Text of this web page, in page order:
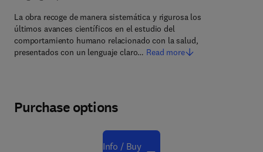
La obra recoge de manera sistemática y rigurosa los
últimos avances científicos en el estudio del
comportamiento humano relacionado con la salud,
presentados con un lenguaje claro… Read more
Purchase options
Info / Buy